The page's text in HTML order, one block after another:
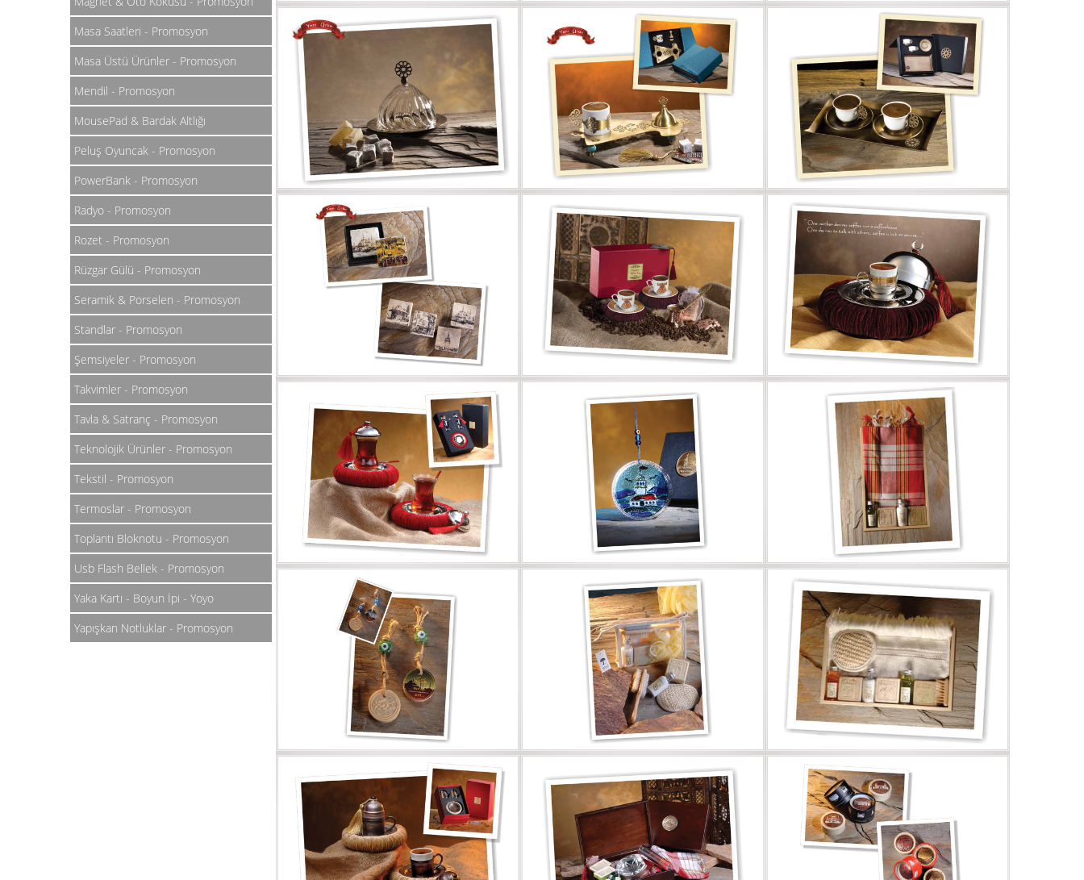
Masa Saatleri - Promosyon
Masa Üstü Ürünler - Promosyon
Mendil - Promosyon
MousePad & Bardak Altlığı
Peluş Oyuncak - Promosyon
PowerBank - Promosyon
Radyo - Promosyon
Rozet - Promosyon
Rüzgar Gülü - Promosyon
Seramik & Porselen - Promosyon
Standlar - Promosyon
Şemsiyeler - Promosyon
Takvimler - Promosyon
Tavla & Satranç - Promosyon
Teknolojik Ürünler - Promosyon
Tekstil - Promosyon
Termoslar - Promosyon
Toplantı Bloknotu - Promosyon
Usb Flash Bellek - Promosyon
Yaka Kartı - Boyun İpi - Yoyo
Yapışkan Notluklar - Promosyon